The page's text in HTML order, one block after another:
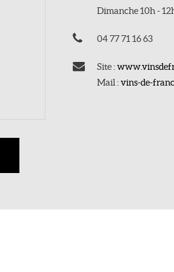
Dimanche 10h -
04 77 71 16 63
Site :
Mail :vins-de-